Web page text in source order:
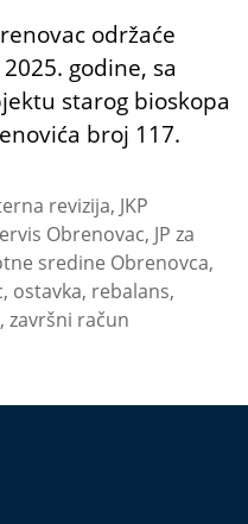
održaće
godine, sa
starog bioskopa
broj 117.
revizija, JKP
Obrenovac, JP za
sredine Obrenovca,
, ostavka, rebalans,
, završni račun